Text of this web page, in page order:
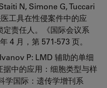
N, Simone G, Tuccari
工具在性侵案件中的应
责任人。《国际会议系
4 月，第 571-573 页。
P: LMD 辅助的单细
中的应用：细胞类型与样
学国际：遗传学增刊系